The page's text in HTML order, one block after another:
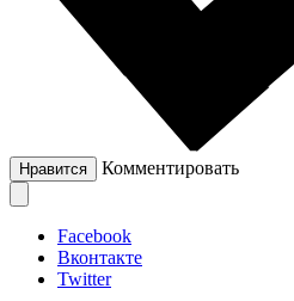
Нравится Комментировать
Facebook
Вконтакте
Twitter